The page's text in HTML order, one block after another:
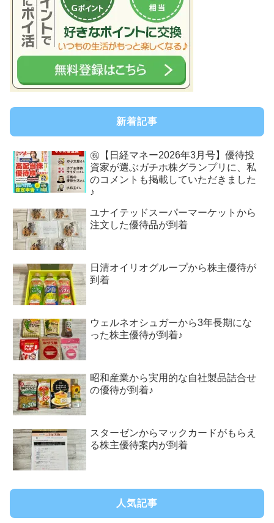
新着記事
㊗【日経マネー2026年3月号】優待投
資家が選ぶガチホ株グランプリに、私
のコメントも掲載していただきました
♪
ユナイテッドスーパーマーケットから
注文した優待品が到着
日清オイリオグループから株主優待が
到着
ウェルネオシュガーから3年長期にな
った株主優待が到着♪
昭和産業から実用的な自社製品詰合せ
の優待が到着♪
スターゼンからマックカードがもらえ
る株主優待案内が到着
人気記事